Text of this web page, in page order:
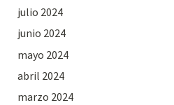
julio 2024
junio 2024
mayo 2024
abril 2024
marzo 2024